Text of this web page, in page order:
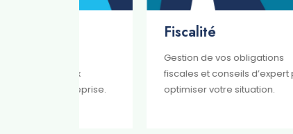
Gestion de vos obligations
fiscales et conseils d’expert pour
optimiser votre situation.